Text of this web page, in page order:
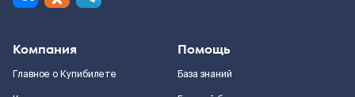
Компания
Главное о Купибилете
Помощь
База знаний